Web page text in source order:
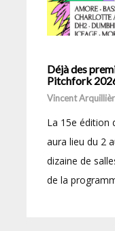
Déjà des
Pitchfork
Vincent
La 15e édition
aura lieu du 2
dizaine de
de la